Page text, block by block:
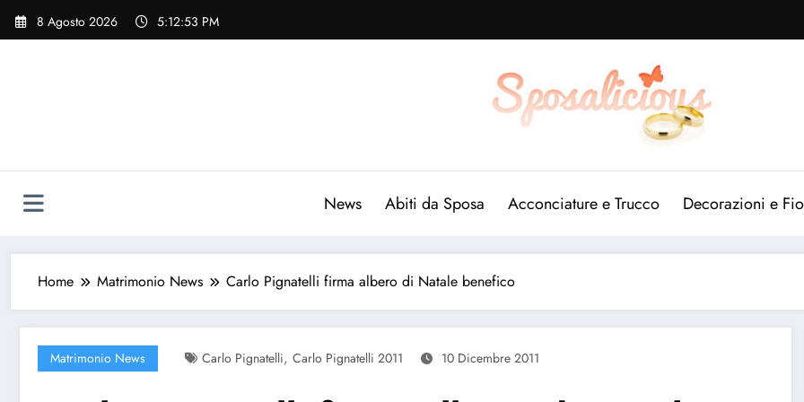
Vai
8 Agosto 2026 5:12:54 PM
News Abiti da Sposa Acconciature e Trucco Decorazioni e
Home Matrimonio News Carlo Pignatelli firma albero di Natale benefico
Matrimonio News Carlo Pignatelli, Carlo Pignatelli 2011 10 Dicembre 2011